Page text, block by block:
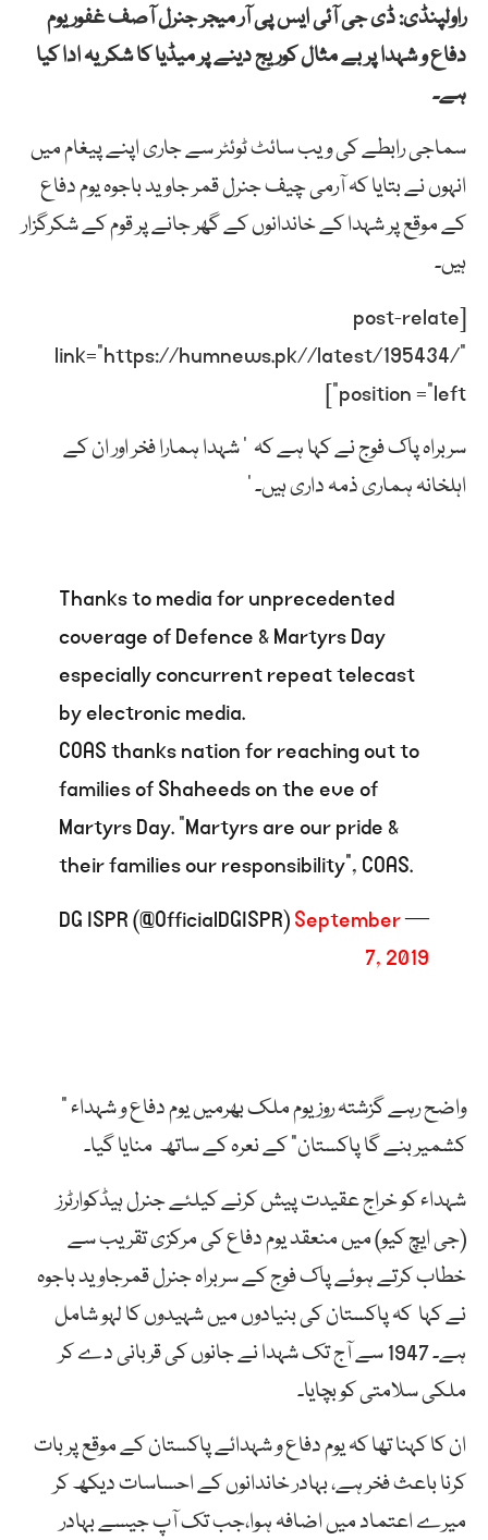
راولپنڈی: ڈی جی آئی ایس پی آر میجر جنرل آصف غفور یوم
دفاع و شہدا پر بے مثال کوریج دینے پر میڈیا کا شکریہ ادا کیا
ہے۔
سماجی رابطے کی ویب سائٹ ٹوئٹر سے جاری اپنے پیغام میں
انہوں نے بتایا کہ آرمی چیف جنرل قمر جاوید باجوہ یوم دفاع
کے موقع پر شہدا کے خاندانوں کے گھر جانے پر قوم کے شکرگزار
ہیں۔
[post-relate
link=”https://humnews.pk//latest/195434/”
position =”left”]
سربراہ پاک فوج نے کہا ہے کہ ’ شہدا ہمارا فخر اور ان کے
اہلخانہ ہماری ذمہ داری ہیں۔ ‘
Thanks to media for unprecedented
coverage of Defence & Martyrs Day
especially concurrent repeat telecast
by electronic media.
COAS thanks nation for reaching out to
families of Shaheeds on the eve of
Martyrs Day. “Martyrs are our pride &
their families our responsibility”, COAS.
— DG ISPR (@OfficialDGISPR)
September
7, 2019
واضح رہے گزشتہ روز یوم ملک بھرمیں یوم دفاع و شہداء ”
کشمیر بنے گا پاکستان” کے نعرہ کے ساتھ منایا گیا۔
شہداء کو خراج عقیدت پیش کرنے کیلئے جنرل ہیڈکوارٹرز
(جی ایچ کیو) میں منعقد یوم دفاع کی مرکزی تقریب سے
خطاب کرتے ہوئے پاک فوج کے سربراہ جنرل قمرجاوید باجوہ
نے کہا کہ پاکستان کی بنیادوں میں شہیدوں کا لہو شامل
ہے۔ 1947 سے آج تک شہدا نے جانوں کی قربانی دے کر
ملکی سلامتی کو بچایا۔
ان کا کہنا تھا کہ یوم دفاع و شہدائے پاکستان کے موقع پر بات
کرنا باعث فخر ہے، بہادر خاندانوں کے احساسات دیکھ کر
میرے اعتماد میں اضافہ ہوا،جب تک آپ جیسے بہادر